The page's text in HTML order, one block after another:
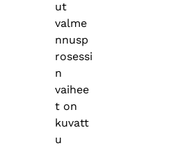
ut
valme
nnusp
rosessi
n
vaihee
t on
kuvatt
u